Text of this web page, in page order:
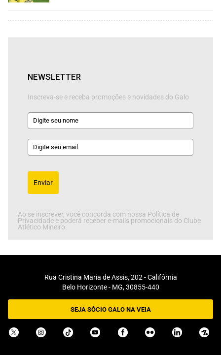
NEWSLETTER
Inscreva-se e receba promoções e novidades do Galo
Enviar
Ao se inscrever, você concorda com nossa Política de
Privacidade e poderá receber e-mails promocionais do Clube
Atlético Mineiro.
Rua Cristina Maria de Assis, 202 - Califórnia
Belo Horizonte - MG, 30855-440
SEJA SÓCIO GALO NA VEIA